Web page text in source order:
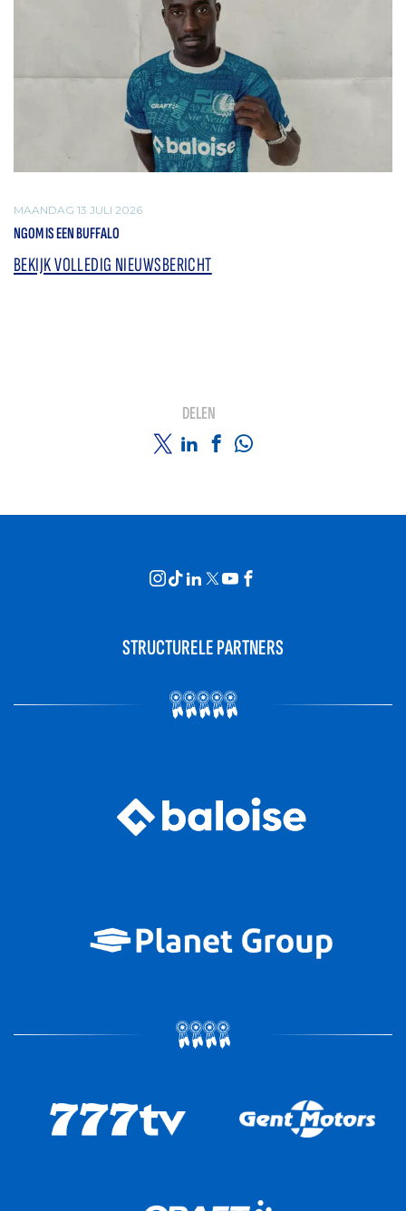
MAANDAG 13 JULI 2026
NGOM IS EEN BUFFALO
BEKIJK VOLLEDIG NIEUWSBERICHT
DELEN
STRUCTURELE PARTNERS